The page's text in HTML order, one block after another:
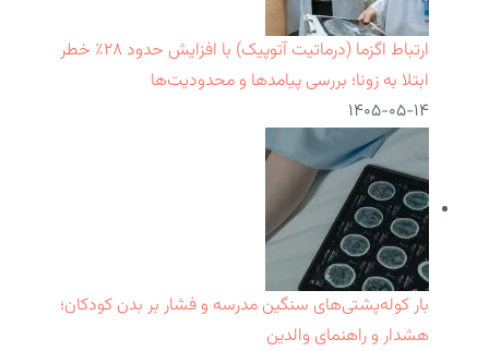
ارتباط اگزما (درماتیت آتوپیک) با افزایش حدود ۲۸٪ خطر
ابتلا به زونا؛ بررسی پیامدها و محدودیت‌ها
۱۴۰۵-۰۵-۱۴
بار کوله‌پشتی‌های سنگین مدرسه و فشار بر بدن کودکان؛
هشدار و راهنمای والدین